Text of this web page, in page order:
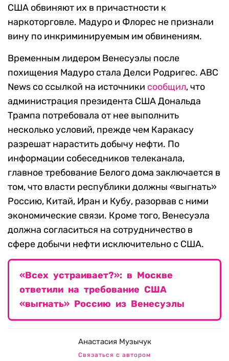
США обвиняют их в причастности к
наркоторговле. Мадуро и Флорес не признали
вину по инкриминируемым им обвинениям.
Временным лидером Венесуэлы после
похищения Мадуро стала Делси Родригес. ABC
News со ссылкой на источники сообщил, что
администрация президента США Дональда
Трампа потребовала от нее выполнить
несколько условий, прежде чем Каракасу
разрешат нарастить добычу нефти. По
информации собеседников телеканала,
главное требование Белого дома заключается в
том, что власти республики должны «выгнать»
Россию, Китай, Иран и Кубу, разорвав с ними
экономические связи. Кроме того, Венесуэла
должна согласиться на сотрудничество в
сфере добычи нефти исключительно с США.
«Всех устраивает?»: в Москве
ответили на требование США
«выгнать» Россию из Венесуэлы
Анастасия Музычук
Связаться с автором